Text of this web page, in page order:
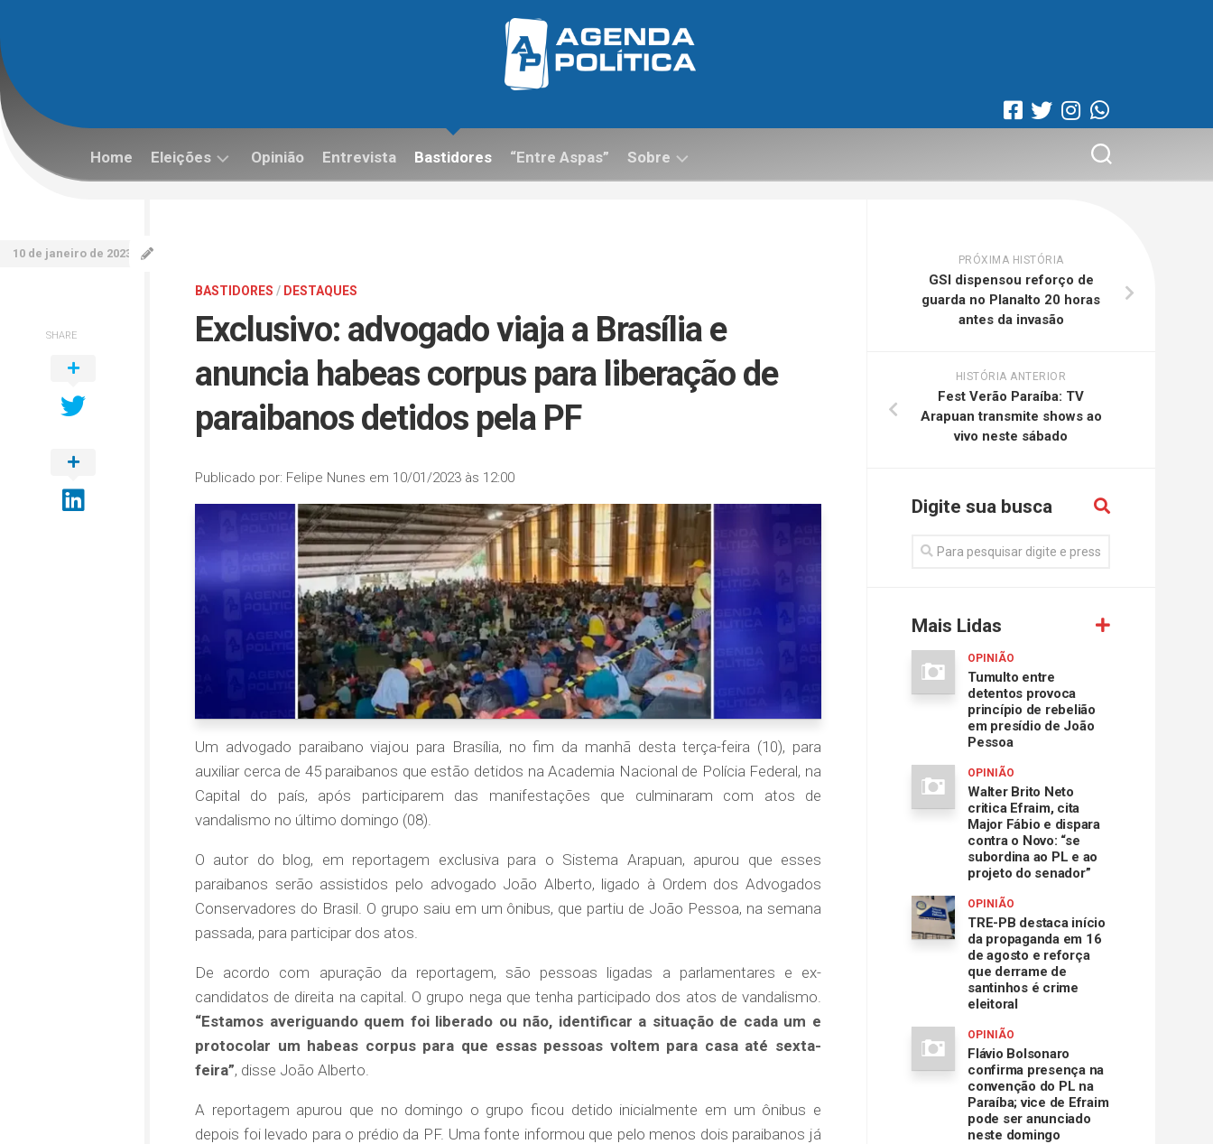
content
Home Eleições Opinião Entrevista Bastidores “Entre Aspas” Sobre
BASTIDORES / DESTAQUES
Exclusivo: advogado viaja a Brasília e
anuncia habeas corpus para liberação de
paraibanos detidos pela PF
Publicado por: Felipe Nunes em 10/01/2023 às 12:00
10 de janeiro de 2023
Um advogado paraibano viajou para Brasília, no fim da manhã desta terça-feira (10), para
auxiliar cerca de 45 paraibanos que estão detidos na Academia Nacional de Polícia Federal, na
Capital do país, após participarem das manifestações que culminaram com atos de
vandalismo no último domingo (08).
O autor do blog, em reportagem exclusiva para o Sistema Arapuan, apurou que esses
paraibanos serão assistidos pelo advogado João Alberto, ligado à Ordem dos Advogados
Conservadores do Brasil. O grupo saiu em um ônibus, que partiu de João Pessoa, na semana
passada, para participar dos atos.
De acordo com apuração da reportagem, são pessoas ligadas a parlamentares e ex-
candidatos de direita na capital. O grupo nega que tenha participado dos atos de vandalismo.
“Estamos averiguando quem foi liberado ou não, identificar a situação de cada um e
protocolar um habeas corpus para que essas pessoas voltem para casa até sexta-
feira”, disse João Alberto.
A reportagem apurou que no domingo o grupo ficou detido inicialmente em um ônibus e
depois foi levado para o prédio da PF. Uma fonte informou que pelo menos dois paraibanos já
SHARE
PRÓXIMA HISTÓRIA
GSI dispensou reforço de
guarda no Planalto 20 horas
antes da invasão
HISTÓRIA ANTERIOR
Fest Verão Paraíba: TV
Arapuan transmite shows ao
vivo neste sábado
Digite sua busca
Mais Lidas
OPINIÃO
Tumulto entre
detentos provoca
princípio de rebelião
em presídio de João
Pessoa
OPINIÃO
Walter Brito Neto
critica Efraim, cita
Major Fábio e dispara
contra o Novo: “se
subordina ao PL e ao
projeto do senador”
OPINIÃO
TRE-PB destaca início
da propaganda em 16
de agosto e reforça
que derrame de
santinhos é crime
eleitoral
OPINIÃO
Flávio Bolsonaro
confirma presença na
convenção do PL na
Paraíba; vice de Efraim
pode ser anunciado
neste domingo